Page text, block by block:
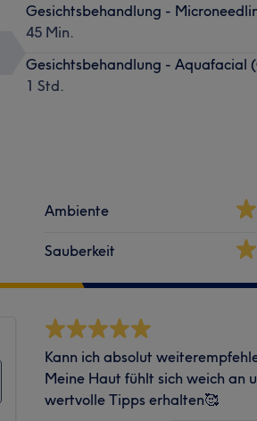
Gesichtsbehandlung -
45 Min.
Gesichtsbehandlung - Aquafacial
1 Std.
Ambiente
Sauberkeit
Kann ich absolut
Meine Haut fühlt sich weich an
wertvolle Tipps erhalten🥰